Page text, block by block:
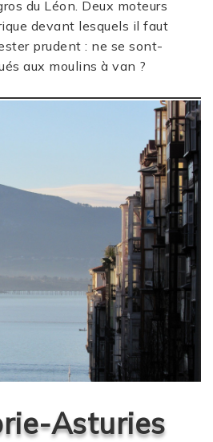
du Léon. Deux moteurs
devant lesquels il faut
prudent : ne se sont-
aux moulins à van ?
Asturies